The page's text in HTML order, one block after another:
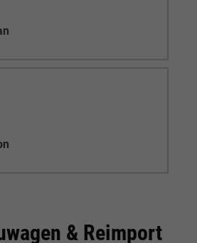
& Reimport